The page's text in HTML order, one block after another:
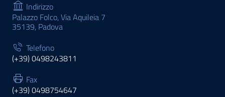
Indirizzo
Palazzo Folco, Via Aquileia 7
35139, Padova
Telefono
(+39) 0498243811
Fax
(+39) 0498754647